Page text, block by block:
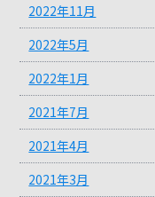
2022年11月
2022年5月
2022年1月
2021年7月
2021年4月
2021年3月